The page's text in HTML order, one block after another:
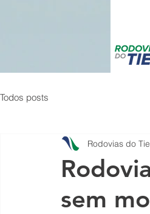
Todos posts
sem
Rodovias do